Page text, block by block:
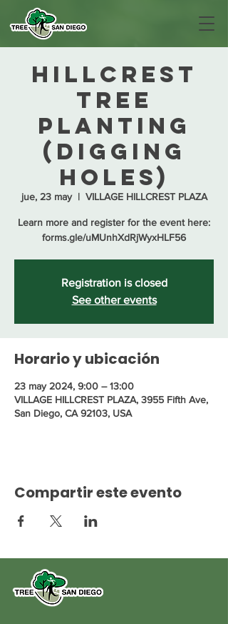
Hillcrest
Tree
Planting
(Digging
Holes)
jue, 23 may
  |
VILLAGE HILLCREST PLAZA
Learn more and register for the event here:
forms.gle/uMUnhXdRjWyxHLF56
Registration is closed
See other events
Horario y ubicación
23 may 2024, 9:00 – 13:00
VILLAGE HILLCREST PLAZA, 3955 Fifth Ave,
San Diego, CA 92103, USA
Compartir este evento